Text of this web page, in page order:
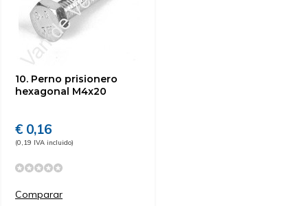
10. Perno prisionero
hexagonal M4x20
€ 0,16
(0,19 IVA incluido)
Comparar